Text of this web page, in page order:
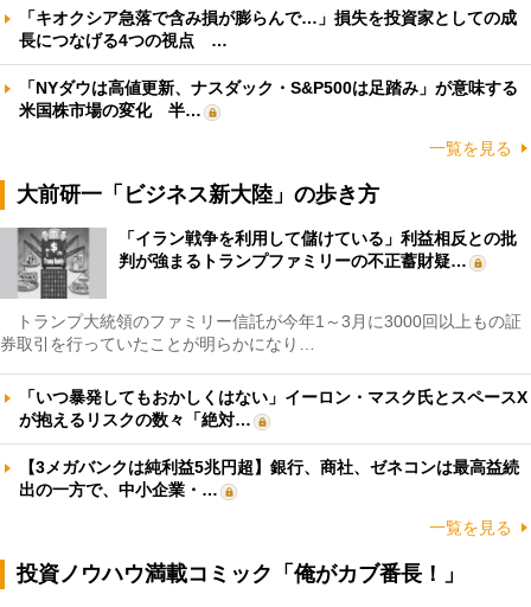
「キオクシア急落で含み損が膨らんで…」損失を投資家としての成
長につなげる4つの視点 …
「NYダウは高値更新、ナスダック・S&P500は足踏み」が意味する
米国株市場の変化 半…
一覧を見る
大前研一「ビジネス新大陸」の歩き方
「イラン戦争を利用して儲けている」利益相反との批
判が強まるトランプファミリーの不正蓄財疑…
トランプ大統領のファミリー信託が今年1～3月に3000回以上もの証
券取引を行っていたことが明らかになり…
「いつ暴発してもおかしくはない」イーロン・マスク氏とスペースX
が抱えるリスクの数々「絶対…
【3メガバンクは純利益5兆円超】銀行、商社、ゼネコンは最高益続
出の一方で、中小企業・…
一覧を見る
投資ノウハウ満載コミック「俺がカブ番長！」